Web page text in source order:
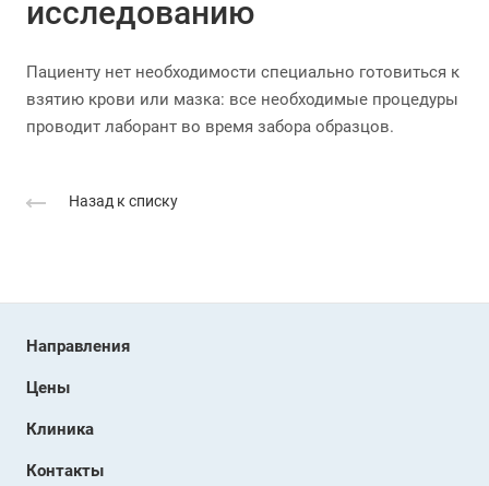
исследованию
Пациенту нет необходимости специально готовиться к
взятию крови или мазка: все необходимые процедуры
проводит лаборант во время забора образцов.
Назад к списку
Направления
Цены
Клиника
Контакты